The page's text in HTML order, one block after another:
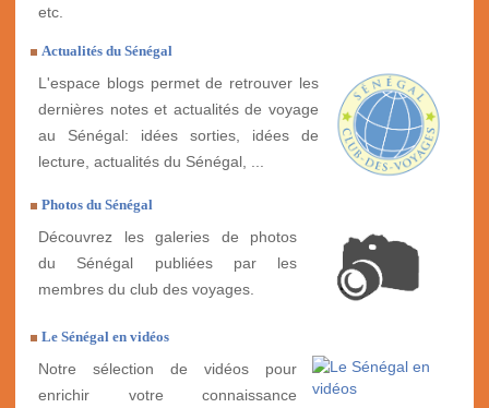
etc.
Actualités du Sénégal
L'espace blogs permet de retrouver les
dernières notes et actualités de voyage
au Sénégal: idées sorties, idées de
lecture, actualités du Sénégal, ...
Photos du Sénégal
Découvrez les galeries de photos
du Sénégal publiées par les
membres du club des voyages.
Le Sénégal en vidéos
Notre sélection de vidéos pour
enrichir votre connaissance